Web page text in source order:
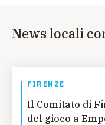
News locali
FIRENZE
Il Comitato di
del gioco a